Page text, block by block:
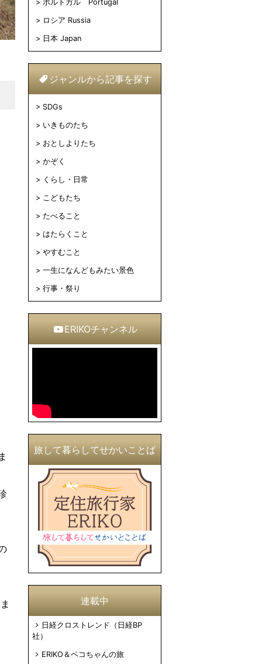
ポルトガル Portugal
ロシア Russia
日本 Japan
ジャンルから記事を探す
SDGs
いきものたち
おとしよりたち
かぞく
くらし・日常
こどもたち
たべること
はたらくこと
やすむこと
一生になんどもみたい景色
行事・祭り
ERIKOチャンネル
旅して暮らしてせかいことば
連載中
日経クロストレンド（日経BP
社）
ERIKO＆ペコちゃんの旅